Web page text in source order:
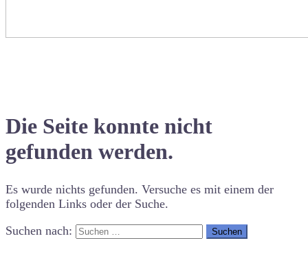
Die Seite konnte nicht
gefunden werden.
Es wurde nichts gefunden. Versuche es mit einem der
folgenden Links oder der Suche.
Suchen nach: